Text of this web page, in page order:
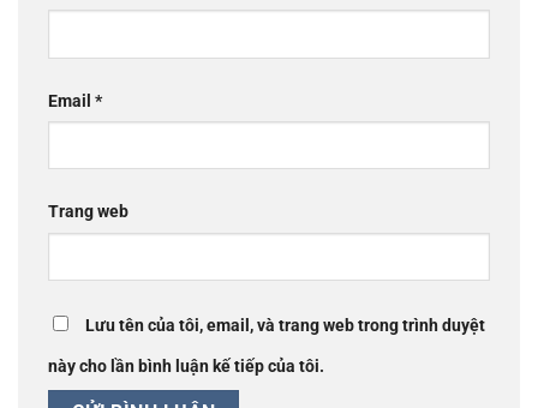
Email *
Trang web
Lưu tên của tôi, email, và trang web trong trình duyệt
này cho lần bình luận kế tiếp của tôi.